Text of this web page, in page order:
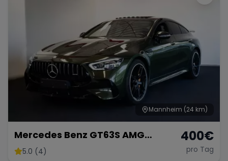
Mannheim (24 km)
Mercedes Benz GT63S AMG
FACELIFT
5.0 (4)
400€
pro Tag